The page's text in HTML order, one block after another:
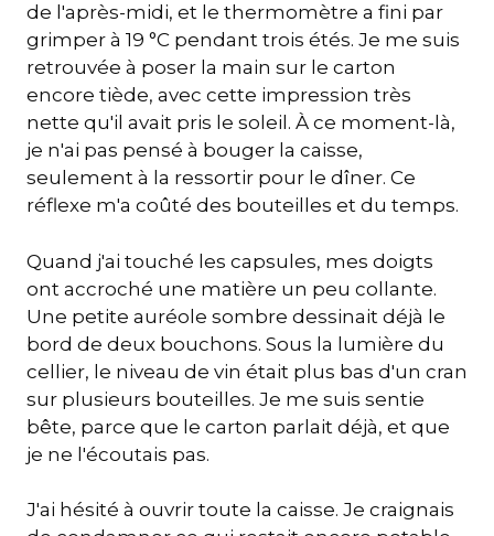
de l'après-midi, et le thermomètre a fini par
grimper à 19 °C pendant trois étés. Je me suis
retrouvée à poser la main sur le carton
encore tiède, avec cette impression très
nette qu'il avait pris le soleil. À ce moment-là,
je n'ai pas pensé à bouger la caisse,
seulement à la ressortir pour le dîner. Ce
réflexe m'a coûté des bouteilles et du temps.
Quand j'ai touché les capsules, mes doigts
ont accroché une matière un peu collante.
Une petite auréole sombre dessinait déjà le
bord de deux bouchons. Sous la lumière du
cellier, le niveau de vin était plus bas d'un cran
sur plusieurs bouteilles. Je me suis sentie
bête, parce que le carton parlait déjà, et que
je ne l'écoutais pas.
J'ai hésité à ouvrir toute la caisse. Je craignais